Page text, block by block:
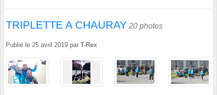
TRIPLETTE A CHAURAY 20 photos
Publié le 25 avril 2019 par T-Rex